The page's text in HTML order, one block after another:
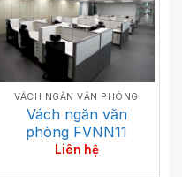
VÁCH NGĂN VĂN PHÒNG
Vách ngăn văn
phòng FVNN11
Liên hệ